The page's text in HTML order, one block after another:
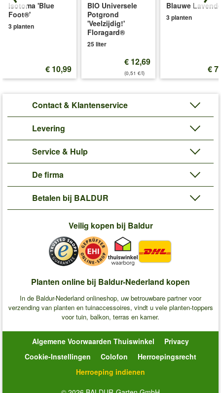
Isotoma 'Blue
Foot®'
3 planten
€ 10,99
BIO Universele
Potgrond
'Veelzijdig!'
Floragard®
25 liter
€ 12,69
(0,51 €/l)
Blauwe
3 planten
€
Contact & Klantenservice
Levering
Service & Hulp
De firma
Betalen bij BALDUR
Veilig kopen bij Baldur
Planten online bij Baldur-Nederland kopen
In de Baldur-Nederland onlineshop, uw betrouwbare partner voor
verzending van planten en tuinaccessoires, vindt u vele planten-toppers
voor tuin, balkon, terras en kamer.
Algemene Voorwaarden Thuiswinkel
Privacy
Cookie-Instellingen
Colofon
Herroepingsrecht
Herroeping indienen